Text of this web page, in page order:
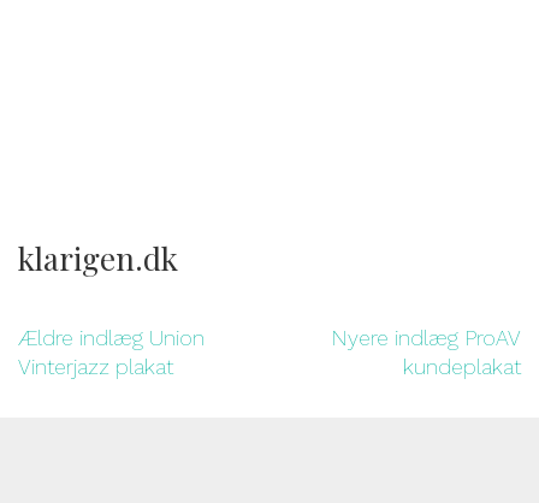
klarigen.dk
Ældre indlæg Union
Vinterjazz plakat
Nyere indlæg ProAV
kundeplakat